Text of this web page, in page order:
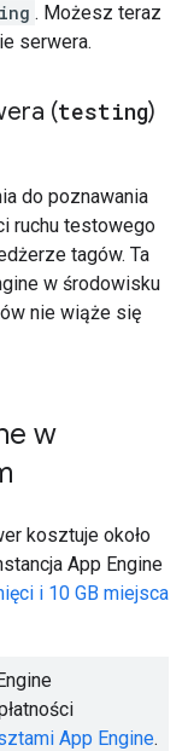
. Możesz teraz
serwera.
(testing)
do poznawania
ruchu testowego
tagów. Ta
w środowisku
nie wiąże się
w
kosztuje około
App Engine
i 10 GB miejsca
App Engine.